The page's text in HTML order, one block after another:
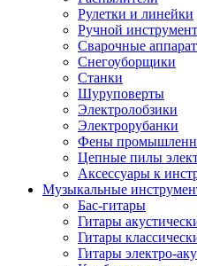
Рулетки и линейки
Ручной инструмент
Сварочные
Снегоуборщики
Станки
Шуруповерты
Электролобзики
Электрорубанки
Фены
Цепные пилы
Аксессуары к
Музыкальные
Бас-гитары
Гитары
Гитары
Гитары электро-